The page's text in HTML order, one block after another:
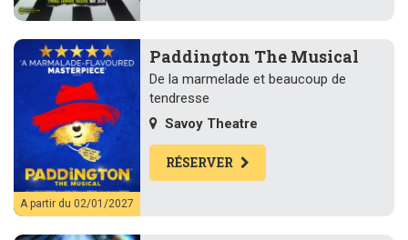
A partir du 02/01/2027
Paddington The Musical
De la marmelade et beaucoup de
tendresse
Savoy Theatre
RÉSERVER